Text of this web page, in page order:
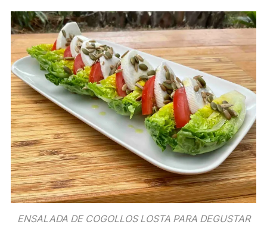
ENSALADA DE COGOLLOS LOSTA PARA DEGUSTAR